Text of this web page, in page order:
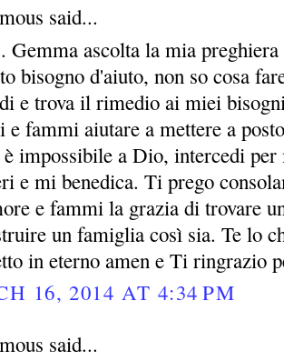
said...
Gemma ascolta la mia
bisogno d'aiuto, non so cosa
e trova il rimedio ai miei
e fammi aiutare a mettere a
impossibile a Dio, intercedi per
e mi benedica. Ti prego
e fammi la grazia di trovare
un famiglia così sia. Te lo
in eterno amen e Ti ringrazio
16, 2014 AT 4:34 PM
said...